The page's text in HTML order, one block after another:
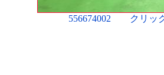
556674002 クリッ